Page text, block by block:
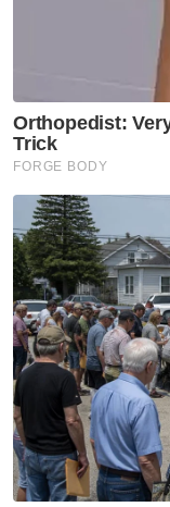
Kurang daripada
25 - 34 tahun
45 - 54 tahun
Masuk | Daftar
Kanser Tulang
Lelaki Tiada
Mat Rofi